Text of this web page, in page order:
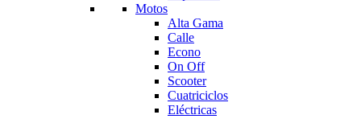
Motos
Alta Gama
Calle
Econo
On Off
Scooter
Cuatriciclos
Eléctricas